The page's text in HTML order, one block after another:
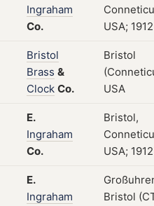
Ingraham
Co.
USA;
Bristol
Brass &
Clock Co.
Bristol
USA
E.
Ingraham
Co.
Bristol,
USA;
E.
Ingraham
Bristol